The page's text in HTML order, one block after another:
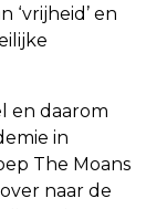
‘vrijheid’ en
en daarom
in
The Moans
naar de